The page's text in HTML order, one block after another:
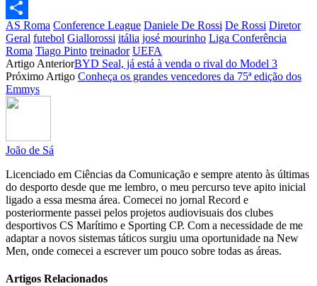
Email
Partilhar
AS Roma Conference League Daniele De Rossi De Rossi Diretor
Geral futebol Giallorossi itália josé mourinho Liga Conferência
Roma Tiago Pinto treinador UEFA
Artigo AnteriorBYD Seal, já está à venda o rival do Model 3
Próximo Artigo Conheça os grandes vencedores da 75ª edição dos
Emmys
João de Sá
Licenciado em Ciências da Comunicação e sempre atento às últimas
do desporto desde que me lembro, o meu percurso teve apito inicial
ligado a essa mesma área. Comecei no jornal Record e
posteriormente passei pelos projetos audiovisuais dos clubes
desportivos CS Marítimo e Sporting CP. Com a necessidade de me
adaptar a novos sistemas táticos surgiu uma oportunidade na New
Men, onde comecei a escrever um pouco sobre todas as áreas.
Artigos Relacionados